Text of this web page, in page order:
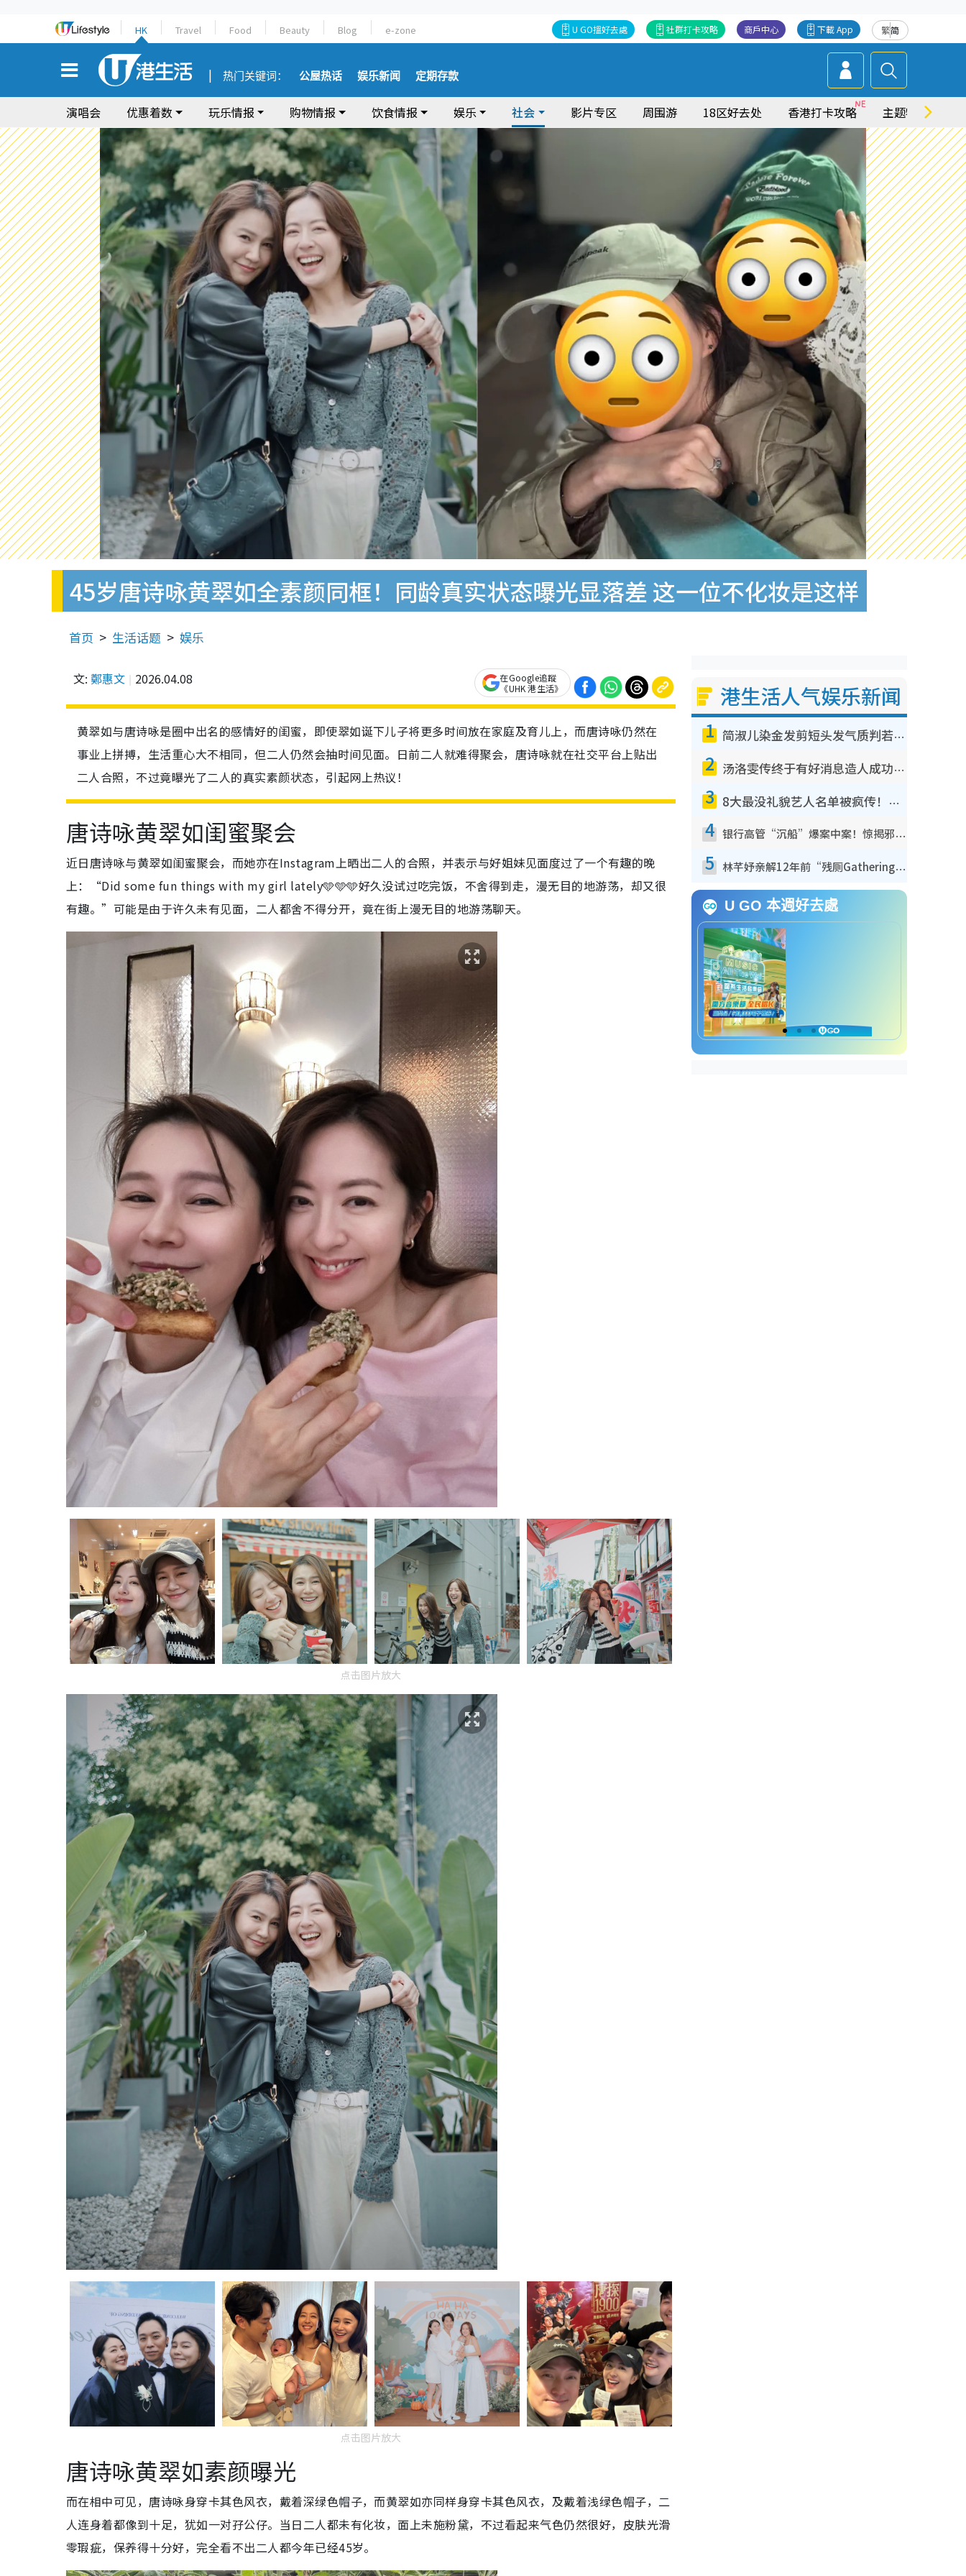
HK Travel Food Beauty Blog e-zone 繁简
下載 App
商戶中心
社群打卡攻略
U GO搵好去處
热门关键词： 公屋热话 娱乐新闻 定期存款
演唱会 优惠着数 玩乐情报 购物情报 饮食情报 娱乐 社会 影片专区 周围游 18区好去处 香港打卡攻略 主题特集
45岁唐诗咏黄翠如全素颜同框！同龄真实状态曝光显落差 这一位不化妆是这样
首页 生活话题 娱乐
文: 鄭惠文 2026.04.08
在Google追蹤
《UHK 港生活》
黄翠如与唐诗咏是圈中出名的感情好的闺蜜，即使翠如诞下儿子将更多时间放在家庭及育儿上，而唐诗咏仍然在
事业上拼搏，生活重心大不相同，但二人仍然会抽时间见面。日前二人就难得聚会，唐诗咏就在社交平台上贴出
二人合照，不过竟曝光了二人的真实素颜状态，引起网上热议！
唐诗咏黄翠如闺蜜聚会
近日唐诗咏与黄翠如闺蜜聚会，而她亦在Instagram上晒出二人的合照，并表示与好姐妹见面度过了一个有趣的晚
上：“Did some fun things with my girl lately🩵🩵🩵好久没试过吃完饭，不舍得到走，漫无目的地游荡，却又很
有趣。”可能是由于许久未有见面，二人都舍不得分开，竟在街上漫无目的地游荡聊天。
点击图片放大
点击图片放大
唐诗咏黄翠如素颜曝光
而在相中可见，唐诗咏身穿卡其色风衣，戴着深绿色帽子，而黄翠如亦同样身穿卡其色风衣，及戴着浅绿色帽子，二
人连身着都像到十足，犹如一对孖公仔。当日二人都未有化妆，面上未施粉黛，不过看起来气色仍然很好，皮肤光滑
零瑕疵，保养得十分好，完全看不出二人都今年已经45岁。
港生活人气娱乐新闻
1 简淑儿染金发剪短头发气质判若两人！吓坏老公麦大力都认不出：“你做什么？”
2 汤洛雯传终于有好消息造人成功！两大细节曝孕味极浓引猜测：大肚婆先会咁！
3 8大最没礼貌艺人名单被疯传！网友揭发明星真面目，一致数落这一位是无品天花板？
4 银行高管“沉船”爆案中案！惊揭邪教洗脑操控卖淫被吞600万，幕后黑手讲多错多
5 林芊妤亲解12年前“残厕Gathering”真相！高层解约一句话重创尊严，至今拒返TVB
U GO 本週好去處